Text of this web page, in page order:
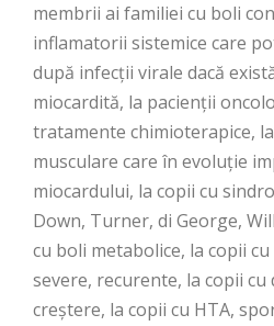
membrii ai familiei cu boli
inflamatorii sistemice care
după infecții virale dacă
miocardită, la pacienții
tratamente chimioterapice,
musculare care în evoluție
miocardului, la copii cu
Down, Turner, di George,
cu boli metabolice, la copii
severe, recurente, la copii cu
creștere, la copii cu HTA,